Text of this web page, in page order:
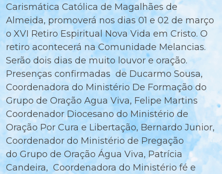
Carismática Católica de Magalhães de
Almeida, promoverá nos dias 01 e 02 de março
o XVI Retiro Espiritual Nova Vida em Cristo. O
retiro acontecerá na Comunidade Melancias.
Serão dois dias de muito louvor e oração.
Presenças confirmadas de Ducarmo Sousa,
Coordenadora do Ministério De Formação do
Grupo de Oração Agua Viva, Felipe Martins
Coordenador Diocesano do Ministério de
Oração Por Cura e Libertação, Bernardo Junior,
Coordenador do Ministério de Pregação
do Grupo de Oração Água Viva, Patrícia
Candeira, Coordenadora do Ministério fé e